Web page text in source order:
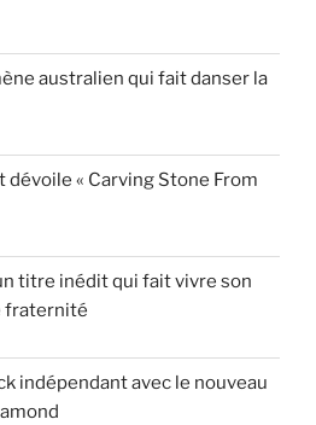
australien qui fait danser la
dévoile « Carving Stone From
titre inédit qui fait vivre son
fraternité
indépendant avec le nouveau